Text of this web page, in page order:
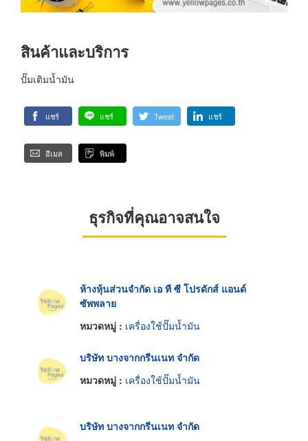
สินค้าและบริการ
ปั๊มเติมน้ำมัน
แชร์ แชร์ Tweet แชร์
อีเมล พิมพ์
ธุรกิจที่คุณอาจสนใจ
ห้างหุ้นส่วนจำกัด เอ ที ซี โปรดักส์ แอนด์
ซัพพลาย
หมวดหมู่ : เครื่องใช้ปั๊มน้ำมัน
บริษัท บางจากกรีนเนท จำกัด
หมวดหมู่ : เครื่องใช้ปั๊มน้ำมัน
บริษัท บางจากกรีนเนท จำกัด